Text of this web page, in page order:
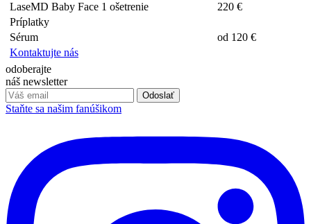
LaseMD Baby Face 1 ošetrenie
220 €
Príplatky
Sérum
od 120 €
Kontaktujte nás
odoberajte
náš newsletter
Odoslať
Staňte sa našim fanúšikom